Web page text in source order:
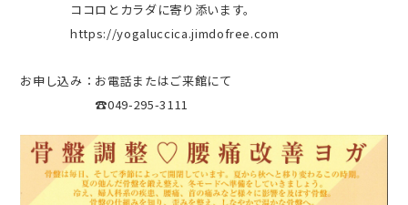
ココロとカラダに寄り添います。
https://yogaluccica.jimdofree.com
お申し込み：お電話またはご来館にて
☎049-295-3111